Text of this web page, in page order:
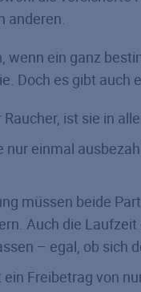
anderen.
wenn ein ganz
Doch es gibt auch
ist sie in
einmal
müssen beide
Auch die
– egal, ob sich
Freibetrag von